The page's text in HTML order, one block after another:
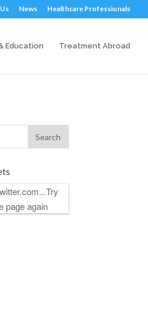
News Healthcare Professionals
Education Treatment Abroad
page again